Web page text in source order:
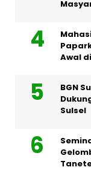
Awal
BGN
Sulsel